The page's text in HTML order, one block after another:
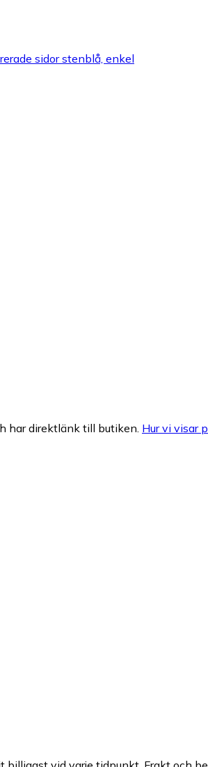
sidor stenblå, enkel
har direktlänk till butiken. Hur vi visar